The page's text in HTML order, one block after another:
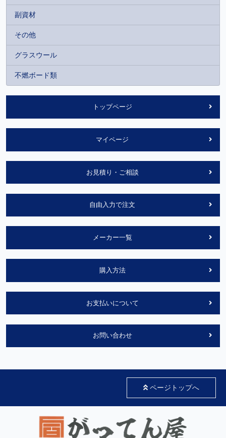
副資材
その他
グラスウール
不燃ボード類
トップページ
マイページ
お見積り・ご相談
自由入力で注文
メーカー一覧
購入方法
お支払いについて
お問い合わせ
ページトップへ